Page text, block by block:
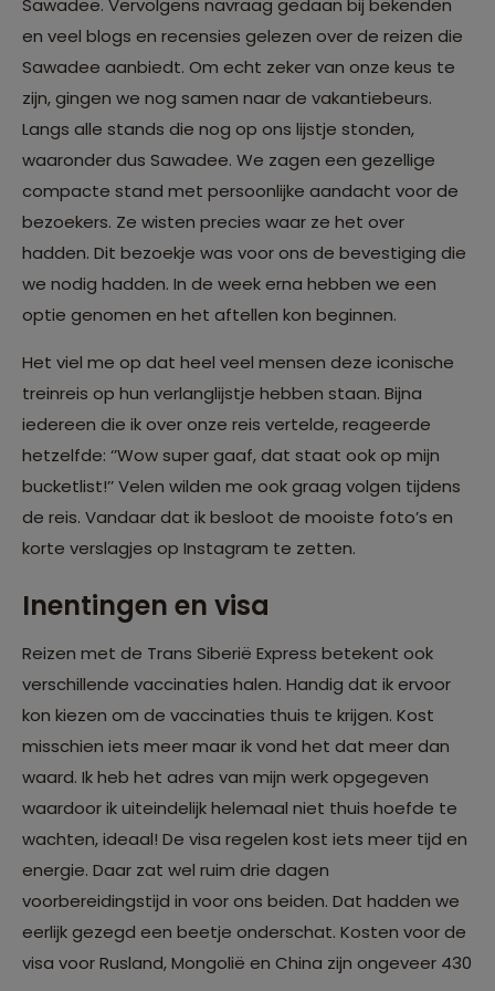
Sawadee. Vervolgens navraag gedaan bij bekenden
en veel blogs en recensies gelezen over de reizen die
Sawadee aanbiedt. Om echt zeker van onze keus te
zijn, gingen we nog samen naar de vakantiebeurs.
Langs alle stands die nog op ons lijstje stonden,
waaronder dus Sawadee. We zagen een gezellige
compacte stand met persoonlijke aandacht voor de
bezoekers. Ze wisten precies waar ze het over
hadden. Dit bezoekje was voor ons de bevestiging die
we nodig hadden. In de week erna hebben we een
optie genomen en het aftellen kon beginnen.
Het viel me op dat heel veel mensen deze iconische
treinreis op hun verlanglijstje hebben staan. Bijna
iedereen die ik over onze reis vertelde, reageerde
hetzelfde: ‘’Wow super gaaf, dat staat ook op mijn
bucketlist!’’ Velen wilden me ook graag volgen tijdens
de reis. Vandaar dat ik besloot de mooiste foto’s en
korte verslagjes op Instagram te zetten.
Inentingen en visa
Reizen met de Trans Siberië Express betekent ook
verschillende vaccinaties halen. Handig dat ik ervoor
kon kiezen om de vaccinaties thuis te krijgen. Kost
misschien iets meer maar ik vond het dat meer dan
waard. Ik heb het adres van mijn werk opgegeven
waardoor ik uiteindelijk helemaal niet thuis hoefde te
wachten, ideaal! De visa regelen kost iets meer tijd en
energie. Daar zat wel ruim drie dagen
voorbereidingstijd in voor ons beiden. Dat hadden we
eerlijk gezegd een beetje onderschat. Kosten voor de
visa voor Rusland, Mongolië en China zijn ongeveer 430